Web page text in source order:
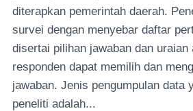
diterapkan pemerintah daerah.
survei dengan menyebar daftar
disertai pilihan jawaban dan uraian
responden dapat memilih dan
jawaban. Jenis pengumpulan data
peneliti adalah...